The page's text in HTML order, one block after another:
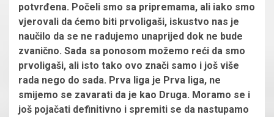
potvrđena. Počeli smo sa pripremama, ali iako smo
vjerovali da ćemo biti prvoligaši, iskustvo nas je
naučilo da se ne radujemo unaprijed dok ne bude
zvanično. Sada sa ponosom možemo reći da smo
prvoligaši, ali isto tako ovo znači samo i još više
rada nego do sada. Prva liga je Prva liga, ne
smijemo se zavarati da je kao Druga. Moramo se i
još pojačati definitivno i spremiti se da nastupamo